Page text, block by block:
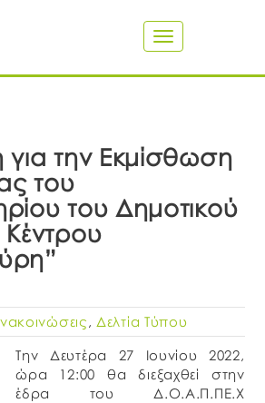
Toggle
navigation
για την Εκμίσθωση
του
του Δημοτικού
Κέντρου
, Δελτία Τύπου
Την Δευτέρα 27 Ιουνίου 2022,
ώρα 12:00 θα διεξαχθεί στην
έδρα του Δ.Ο.Α.Π.ΠΕ.Χ